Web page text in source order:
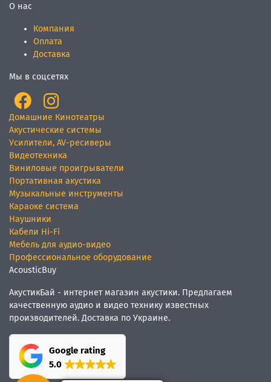
О нас
Компания
Оплата
Доставка
Мы в соцсетях
Домашние Кинотеатры
Акустические системы
Усилители, AV-ресиверы
Видеотехника
Виниловые проигрыватели
Портативная акустика
Музыкальные инструменты
Караоке система
Наушники
Кабели Hi-Fi
Мебель для аудио-видео
Профессиональное оборудование
AcousticBuy
АкустикБай - интернет магазин акустики. Предлагаем
качественную аудио и видео технику известных
производителей. Доставка по Украине.
Google rating
5.0